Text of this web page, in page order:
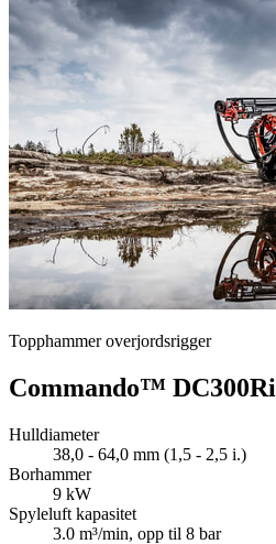
Topphammer overjordsrigger
Commando™ DC300Ri
Hulldiameter
38,0 - 64,0 mm (1,5 - 2,5 i.)
Borhammer
9 kW
Spyleluft kapasitet
3.0 m³/min, opp til 8 bar